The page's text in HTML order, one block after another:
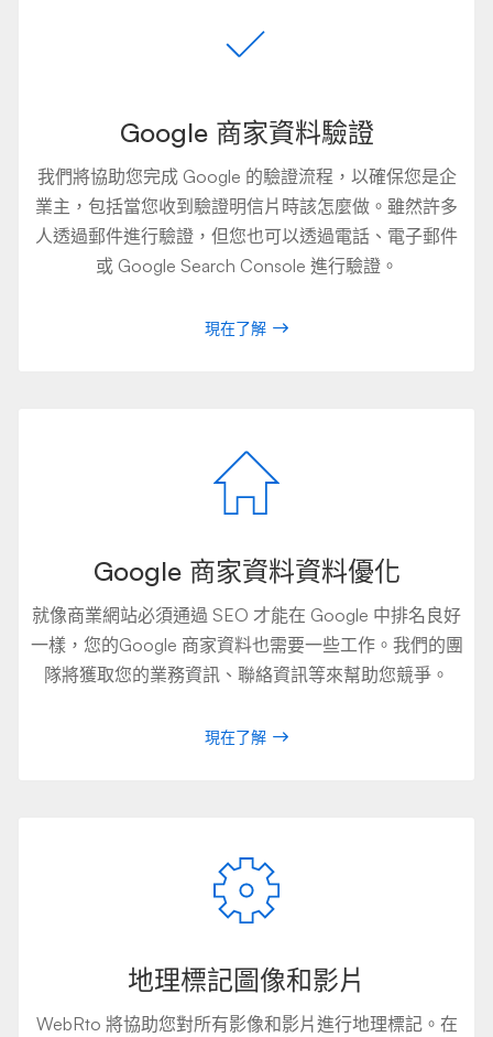
Google 商家資料驗證
我們將協助您完成 Google 的驗證流程，以確保您是企
業主，包括當您收到驗證明信片時該怎麼做。雖然許多
人透過郵件進行驗證，但您也可以透過電話、電子郵件
或 Google Search Console 進行驗證。
現在了解
Google 商家資料資料優化
就像商業網站必須通過 SEO 才能在 Google 中排名良好
一樣，您的Google 商家資料也需要一些工作。我們的團
隊將獲取您的業務資訊、聯絡資訊等來幫助您競爭。
現在了解
地理標記圖像和影片
WebRto 將協助您對所有影像和影片進行地理標記。在